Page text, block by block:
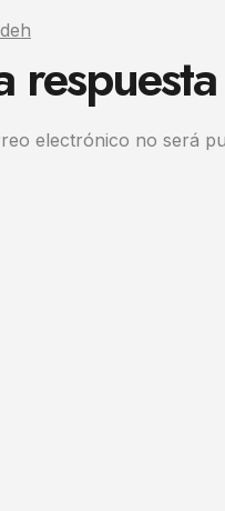
respuesta
electrónico no será